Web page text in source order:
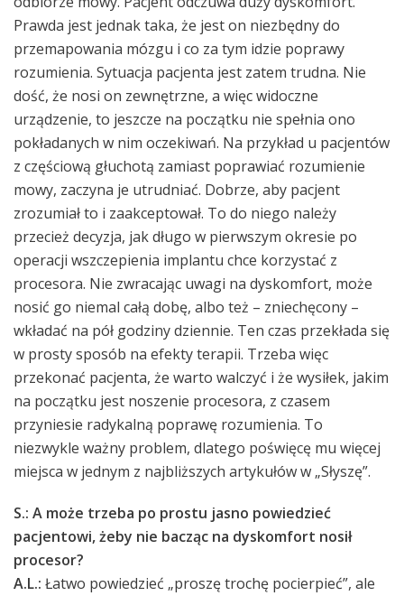
Prawda jest jednak taka, że jest on niezbędny do
przemapowania mózgu i co za tym idzie poprawy
rozumienia. Sytuacja pacjenta jest zatem trudna. Nie
dość, że nosi on zewnętrzne, a więc widoczne
urządzenie, to jeszcze na początku nie spełnia ono
pokładanych w nim oczekiwań. Na przykład u pacjentów
z częściową głuchotą zamiast poprawiać rozumienie
mowy, zaczyna je utrudniać. Dobrze, aby pacjent
zrozumiał to i zaakceptował. To do niego należy
przecież decyzja, jak długo w pierwszym okresie po
operacji wszczepienia implantu chce korzystać z
procesora. Nie zwracając uwagi na dyskomfort, może
nosić go niemal całą dobę, albo też – zniechęcony –
wkładać na pół godziny dziennie. Ten czas przekłada się
w prosty sposób na efekty terapii. Trzeba więc
przekonać pacjenta, że warto walczyć i że wysiłek, jakim
na początku jest noszenie procesora, z czasem
przyniesie radykalną poprawę rozumienia. To
niezwykle ważny problem, dlatego poświęcę mu więcej
miejsca w jednym z najbliższych artykułów w „Słyszę”.
S.: A może trzeba po prostu jasno powiedzieć
pacjentowi, żeby nie bacząc na dyskomfort nosił
procesor?
A.L.: Łatwo powiedzieć „proszę trochę pocierpieć”, ale